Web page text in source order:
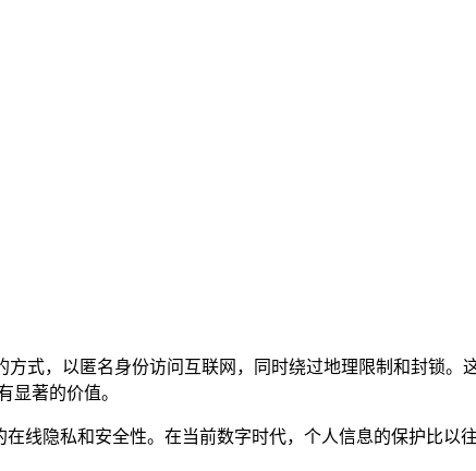
式，以匿名身份访问互联网，同时绕过地理限制和封锁
显著的价值。
线隐私和安全性。在当前数字时代，个人信息的保护比以